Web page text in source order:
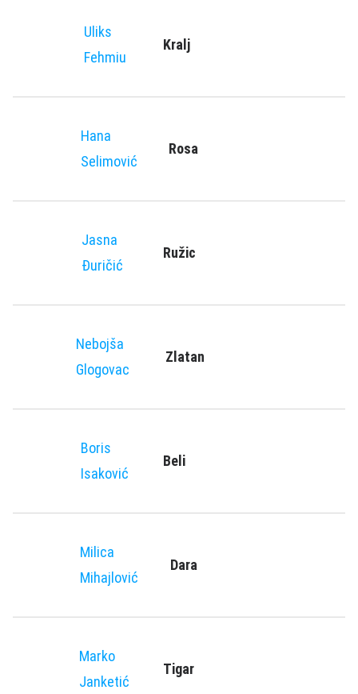
Uliks
Fehmiu
Kralj
Hana
Selimović
Rosa
Jasna
Đuričić
Ružic
Nebojša
Glogovac
Zlatan
Boris
Isaković
Beli
Milica
Mihajlović
Dara
Marko
Janketić
Tigar